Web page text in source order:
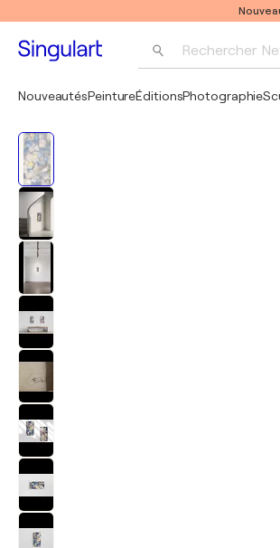
Rechercher
NouveautésPeintureÉditionsPhotographie